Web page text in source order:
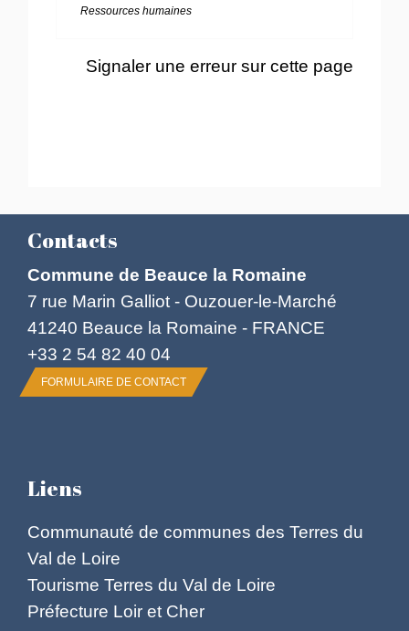
Ressources humaines
Signaler une erreur sur cette page
Contacts
Commune de Beauce la Romaine
7 rue Marin Galliot - Ouzouer-le-Marché
41240 Beauce la Romaine - FRANCE
+33 2 54 82 40 04
FORMULAIRE DE CONTACT
Liens
Communauté de communes des Terres du
Val de Loire
Tourisme Terres du Val de Loire
Préfecture Loir et Cher